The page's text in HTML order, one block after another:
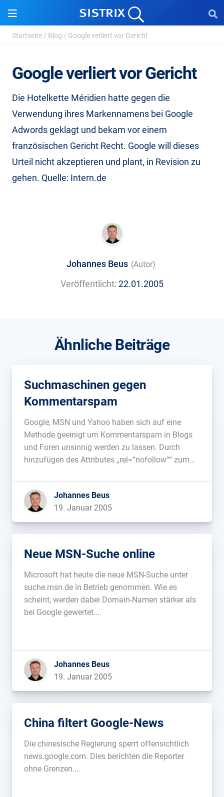
Startseite / Blog / Google verliert vor Gericht
Google verliert vor Gericht
Die Hotelkette Méridien hatte gegen die
Verwendung ihres Markennamens bei Google
Adwords geklagt und bekam vor einem
französischen Gericht Recht. Google will dieses
Urteil nicht akzeptieren und plant, in Revision zu
gehen. Quelle: Intern.de
Johannes Beus (Autor)
Veröffentlicht: 22.01.2005
Ähnliche Beiträge
Suchmaschinen gegen
Kommentarspam
Google, MSN und Yahoo haben sich auf eine
Methode geeinigt um Kommentarspam in Blogs
und Foren unsinnig werden zu lassen. Durch
hinzufügen des Attributes „rel=“nofollow““ zum
nicht mehr gewertet. Dies entzieht dem
Kommentarspam die Grundlage....
Johannes Beus
19. Januar 2005
Neue MSN-Suche online
Microsoft hat heute die neue MSN-Suche unter
suche.msn.de in Betrieb genommen. Wie es
scheint, werden dabei Domain-Namen stärker als
bei Google gewertet....
Johannes Beus
19. Januar 2005
China filtert Google-News
Die chinesische Regierung sperrt offensichtlich
news.google.com. Dies berichten die Reporter
ohne Grenzen....